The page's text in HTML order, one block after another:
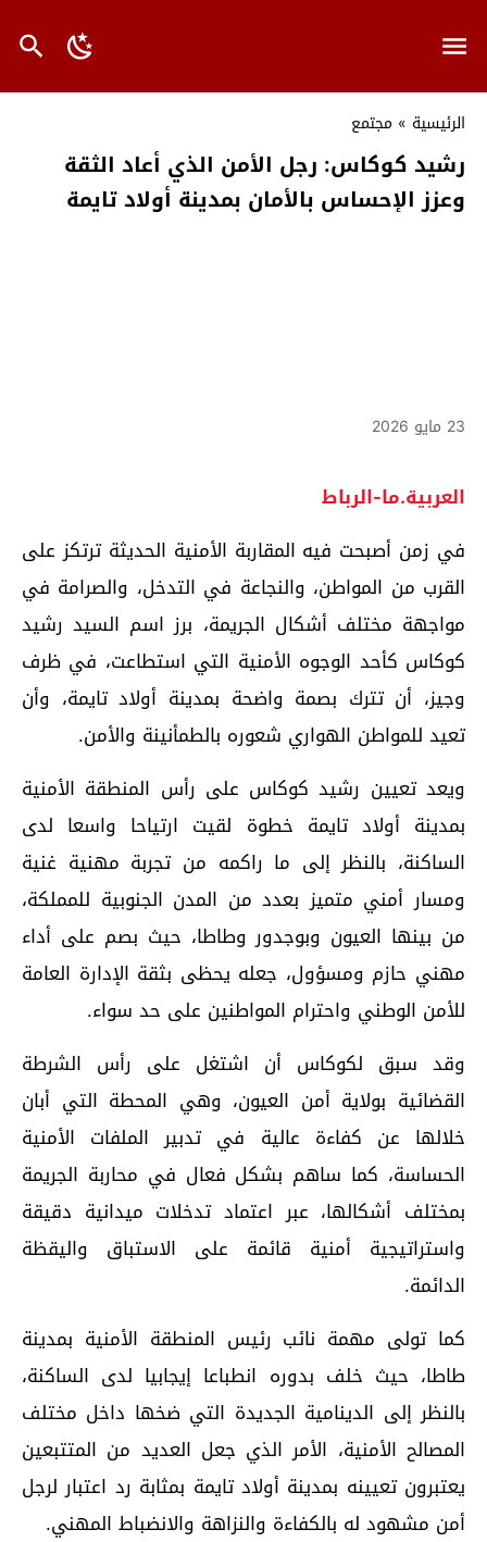
الرئيسية » مجتمع
رشيد كوكاس: رجل الأمن الذي أعاد الثقة
وعزز الإحساس بالأمان بمدينة أولاد تايمة
23 مايو 2026
العربية.ما-الرباط
في زمن أصبحت فيه المقاربة الأمنية الحديثة ترتكز على
القرب من المواطن، والنجاعة في التدخل، والصرامة في
مواجهة مختلف أشكال الجريمة، برز اسم السيد رشيد
كوكاس كأحد الوجوه الأمنية التي استطاعت، في ظرف
وجيز، أن تترك بصمة واضحة بمدينة أولاد تايمة، وأن
تعيد للمواطن الهواري شعوره بالطمأنينة والأمن.
ويعد تعيين رشيد كوكاس على رأس المنطقة الأمنية
بمدينة أولاد تايمة خطوة لقيت ارتياحا واسعا لدى
الساكنة، بالنظر إلى ما راكمه من تجربة مهنية غنية
ومسار أمني متميز بعدد من المدن الجنوبية للمملكة،
من بينها العيون وبوجدور وطاطا، حيث بصم على أداء
مهني حازم ومسؤول، جعله يحظى بثقة الإدارة العامة
للأمن الوطني واحترام المواطنين على حد سواء.
وقد سبق لكوكاس أن اشتغل على رأس الشرطة
القضائية بولاية أمن العيون، وهي المحطة التي أبان
خلالها عن كفاءة عالية في تدبير الملفات الأمنية
الحساسة، كما ساهم بشكل فعال في محاربة الجريمة
بمختلف أشكالها، عبر اعتماد تدخلات ميدانية دقيقة
واستراتيجية أمنية قائمة على الاستباق واليقظة
الدائمة.
كما تولى مهمة نائب رئيس المنطقة الأمنية بمدينة
طاطا، حيث خلف بدوره انطباعا إيجابيا لدى الساكنة،
بالنظر إلى الدينامية الجديدة التي ضخها داخل مختلف
المصالح الأمنية، الأمر الذي جعل العديد من المتتبعين
يعتبرون تعيينه بمدينة أولاد تايمة بمثابة رد اعتبار لرجل
أمن مشهود له بالكفاءة والنزاهة والانضباط المهني.